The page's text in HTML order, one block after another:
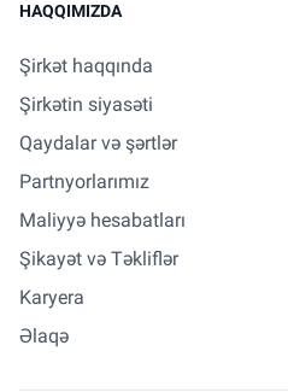
HAQQIMIZDA
Şirkət haqqında
Şirkətin siyasəti
Qaydalar və şərtlər
Partnyorlarımız
Maliyyə hesabatları
Şikayət və Təkliflər
Karyera
Əlaqə